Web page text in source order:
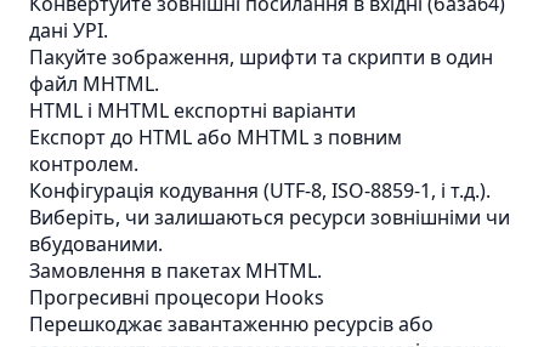
дані УРІ.
Пакуйте зображення, шрифти та скрипти в один
файл MHTML.
HTML і MHTML експортні варіанти
Експорт до HTML або MHTML з повним
контролем.
Конфігурація кодування (UTF-8, ISO-8859-1, і т.д.).
Виберіть, чи залишаються ресурси зовнішніми чи
вбудованими.
Замовлення в пакетах MHTML.
Прогресивні процесори Hooks
Перешкоджає завантаженню ресурсів або